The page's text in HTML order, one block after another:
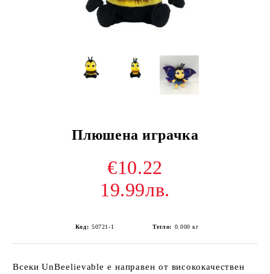
Плюшена играчка
€10.22
19.99лв.
Код: 50721-1 Тегло: 0.000 кг
Всеки UnBeelievable е направен от висококачествен